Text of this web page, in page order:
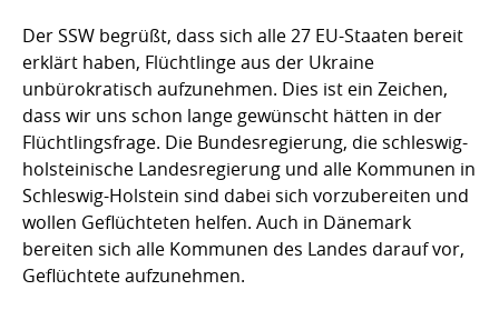
Der SSW begrüßt, dass sich alle 27 EU-Staaten bereit
erklärt haben, Flüchtlinge aus der Ukraine
unbürokratisch aufzunehmen. Dies ist ein Zeichen,
dass wir uns schon lange gewünscht hätten in der
Flüchtlingsfrage. Die Bundesregierung, die schleswig-
holsteinische Landesregierung und alle Kommunen in
Schleswig-Holstein sind dabei sich vorzubereiten und
wollen Geflüchteten helfen. Auch in Dänemark
bereiten sich alle Kommunen des Landes darauf vor,
Geflüchtete aufzunehmen.